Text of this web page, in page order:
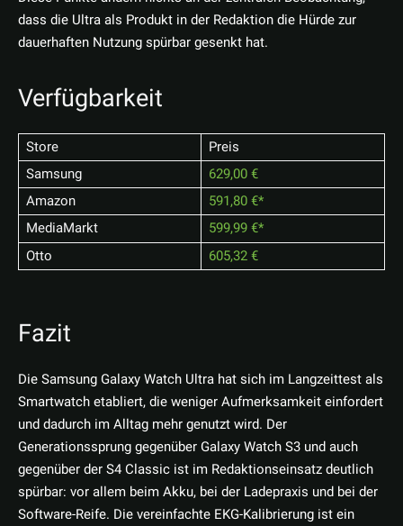
dass die Ultra als Produkt in der Redaktion die Hürde zur
dauerhaften Nutzung spürbar gesenkt hat.
Verfügbarkeit
Store
Preis
Samsung
629,00 €
Amazon
591,80 €
MediaMarkt
599,99 €
Otto
605,32 €
Fazit
Die Samsung Galaxy Watch Ultra hat sich im Langzeittest als
Smartwatch etabliert, die weniger Aufmerksamkeit einfordert
und dadurch im Alltag mehr genutzt wird. Der
Generationssprung gegenüber Galaxy Watch S3 und auch
gegenüber der S4 Classic ist im Redaktionseinsatz deutlich
spürbar: vor allem beim Akku, bei der Ladepraxis und bei der
Software-Reife. Die vereinfachte EKG-Kalibrierung ist ein